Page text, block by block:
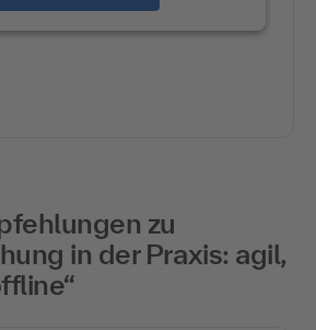
zu
in der Praxis: agil,